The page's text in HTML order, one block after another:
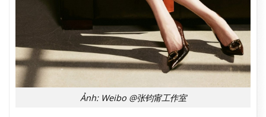
Ảnh: Weibo @张钧甯工作室